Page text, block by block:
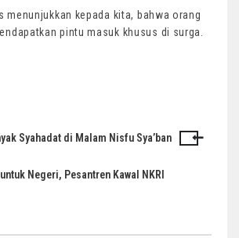
menunjukkan kepada kita, bahwa orang
pintu masuk khusus di surga.
Syahadat di Malam Nisfu Sya’ban
Negeri, Pesantren Kawal NKRI